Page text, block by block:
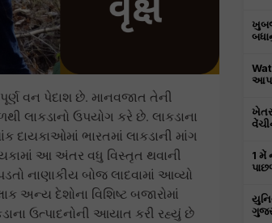
વન પેદાશ છે. માનવજાત તેની
લાકડાનો ઉપયોગ કરે છે. લાકડાના
ભારતમાં લાકડાની માંગ
આ અંતર વધુ વિસ્તૃત થવાની
નાણાકીય બોજ લાદવામાં આવ્યો
દેશોના વિશિષ્ટ બજારોમાં
ઉત્પાદનોની આયાત કરી રહ્યું છે
ખુબજ
1 મેં